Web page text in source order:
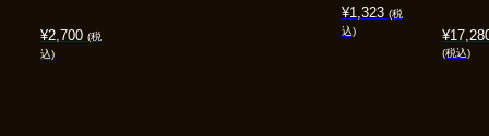
¥2,700 (税
込)
¥1,323 (税
込)
¥
(税込)